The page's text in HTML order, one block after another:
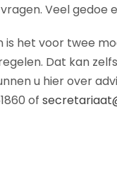
Veel gedoe
is het voor twee
Dat kan
u hier over
of